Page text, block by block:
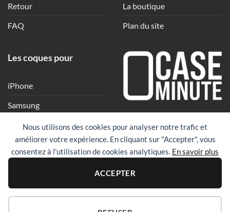
Nous utilisons des cookies pour analyser notre trafic et
améliorer votre expérience. En cliquant sur "Accepter", vous
consentez à l'utilisation de cookies analytiques. En savoir plus
ACCEPTER
Retour
FAQ
La boutique
Plan du site
Les coques pour
iPhone
Samsung
Xiaomi
Google
Huawei
Une coque en quelques
clics